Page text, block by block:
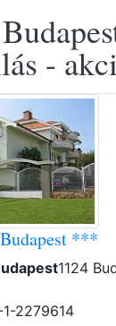
-
***
1124
2279614